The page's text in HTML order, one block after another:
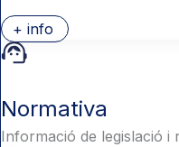
+ info
Normativa
Informació de legislació i